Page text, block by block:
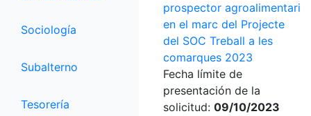
Sociología
Subalterno
Tesorería
prospector agroalimentari
en el marc del Projecte
del SOC Treball a les
comarques 2023
Fecha límite de
presentación de la
solicitud: 09/10/2023